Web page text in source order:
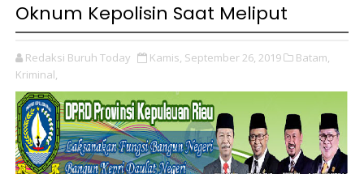
Oknum Kepolisin Saat Meliput
Redaksi Buruh Today Kamis, September 26, 2019
Batam,
Kriminal,